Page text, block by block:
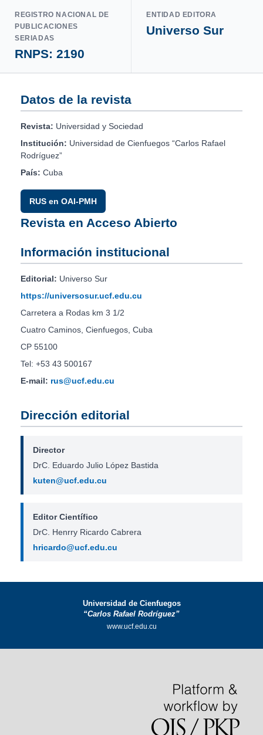
REGISTRO NACIONAL DE
PUBLICACIONES
SERIADAS
RNPS: 2190
ENTIDAD EDITORA
Universo Sur
Datos de la revista
Revista: Universidad y Sociedad
Institución: Universidad de Cienfuegos “Carlos Rafael
Rodríguez”
País: Cuba
RUS en OAI-PMH
Revista en Acceso Abierto
Información institucional
Editorial: Universo Sur
https://universosur.ucf.edu.cu
Carretera a Rodas km 3 1/2
Cuatro Caminos, Cienfuegos, Cuba
CP 55100
Tel: +53 43 500167
E-mail: rus@ucf.edu.cu
Dirección editorial
Director
DrC. Eduardo Julio López Bastida
kuten@ucf.edu.cu
Editor Científico
DrC. Henrry Ricardo Cabrera
hricardo@ucf.edu.cu
Universidad de Cienfuegos
“Carlos Rafael Rodríguez”
www.ucf.edu.cu